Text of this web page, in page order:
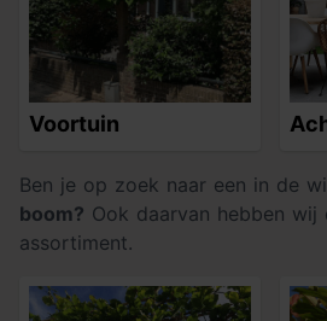
Voortuin
Ben je op zoek naar een in de
boom? Ook daarvan hebben wij
assortiment.